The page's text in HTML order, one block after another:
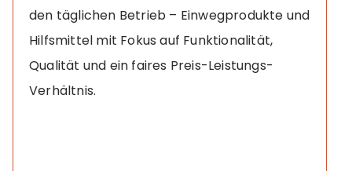
den täglichen Betrieb – Einwegprodukte und
Hilfsmittel mit Fokus auf Funktionalität,
Qualität und ein faires Preis-Leistungs-
Verhältnis.